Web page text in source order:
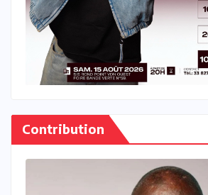
Contribution